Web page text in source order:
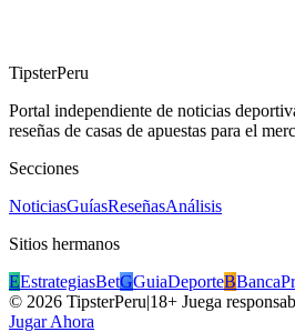
TipsterPeru
Portal independiente de noticias
reseñas de casas de apuestas para el
Secciones
NoticiasGuíasReseñasAnálisis
Sitios hermanos
EEstrategiasBetGGuiaDeporteB
© 2026 TipsterPeru|18+ Juega
Jugar Ahora